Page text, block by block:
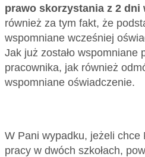
prawo skorzystania z 2
również za tym fakt, że
wspomniane wcześniej
Jak już zostało
pracownika, jak również
wspomniane oświadczenie.
W Pani wypadku, jeżeli chce
pracy w dwóch szkołach,